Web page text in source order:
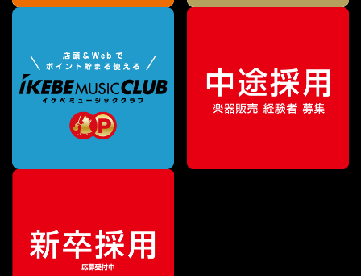
販売価格¥7,667（税込）